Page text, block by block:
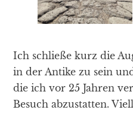
Ich schließe kurz die
in der Antike zu sein
die ich vor 25 Jahren
Besuch abzustatten.